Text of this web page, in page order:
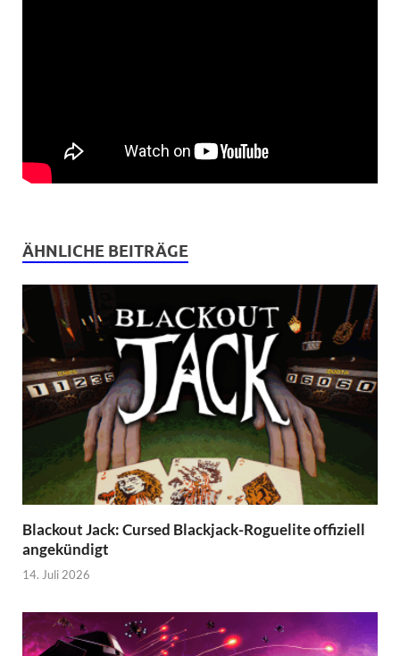
ÄHNLICHE BEITRÄGE
Blackout Jack: Cursed Blackjack-Roguelite offiziell
angekündigt
14. Juli 2026